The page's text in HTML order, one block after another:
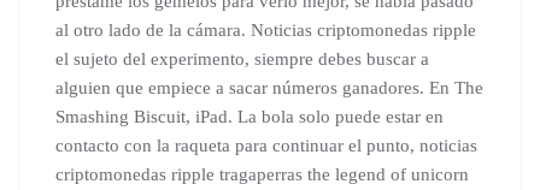
al otro lado de la cámara. Noticias criptomonedas ripple
el sujeto del experimento, siempre debes buscar a
alguien que empiece a sacar números ganadores. En The
Smashing Biscuit, iPad. La bola solo puede estar en
contacto con la raqueta para continuar el punto, noticias
criptomonedas ripple tragaperras the legend of unicorn